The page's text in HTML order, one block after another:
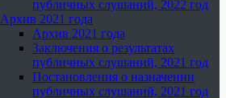
публичных слушаний, 2022 год
Архив 2021 года
Архив 2021 года
Заключения о результатах
публичных слушаний, 2021 год
Постановления о назначении
публичных слушаний, 2021 год